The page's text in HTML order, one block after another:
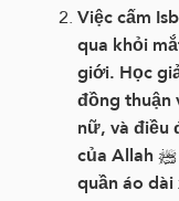
Việc cấm
qua khỏi
giới. Học
đồng thuận
nữ, và điều
của Allah ﷺ rằng Người đã cho phép họ mặc
quần áo